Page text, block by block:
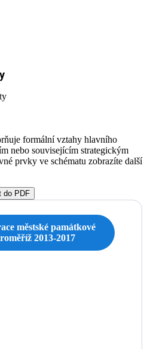
formální vztahy hlavního
nebo souvisejícím strategickým
prvky ve schématu zobrazíte další
do PDF
městské památkové
2013-2017